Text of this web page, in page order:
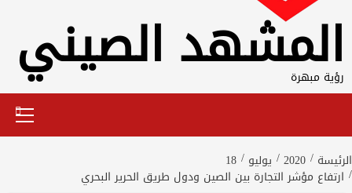
المشهد الصيني
رؤية مبهرة
Primary
الرئيسة 2020 يوليو 18
ارتفاع مؤشر التجارة بين الصين ودول طريق الحرير البحري